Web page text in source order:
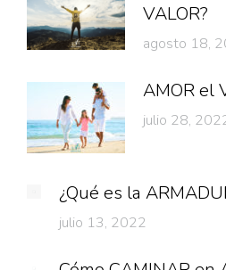
VALOR?
agosto 18,
AMOR el
julio 28,
¿Qué es la
julio 13, 2022